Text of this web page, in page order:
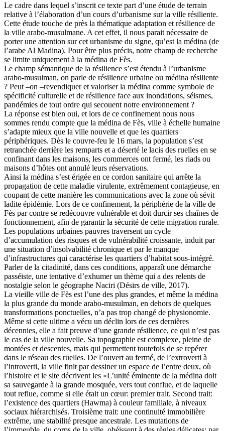
Le cadre dans lequel s’inscrit ce texte part d’une étude de terrain
relative à l’élaboration d’un cours d’urbanisme sur la ville résiliente.
Cette étude touche de près la thématique adaptation et résilience de
la ville arabo-musulmane. A cet effet, il nous parait nécessaire de
porter une attention sur cet urbanisme du signe, qu’est la médina (de
l’arabe Al Madina). Pour être plus précis, notre champ de recherche
se limite uniquement à la médina de Fès.
Le champ sémantique de la résilience s’est étendu à l’urbanisme
arabo-musulman, on parle de résilience urbaine ou médina résiliente
? Peut –on –revendiquer et valoriser la médina comme symbole de
spécificité culturelle et de résilience face aux inondations, séismes,
pandémies de tout ordre qui secouent notre environnement ?
La réponse est bien oui, et lors de ce confinement nous nous
sommes rendu compte que la médina de Fès, ville à échelle humaine
s’adapte mieux que la ville nouvelle et que les quartiers
périphériques. Dès le couvre-feu le 16 mars, la population s’est
retranchée derrière les remparts et a déserté le lacis des ruelles en se
confinant dans les maisons, les commerces ont fermé, les riads ou
maisons d’hôtes ont annulé leurs réservations.
Ainsi la médina s’est érigée en ce cordon sanitaire qui arrête la
propagation de cette maladie virulente, extrêmement contagieuse, en
coupant de cette manière les communications avec la zone où sévit
ladite épidémie. Lors de ce confinement, la périphérie de la ville de
Fès par contre se redécouvre vulnérable et doit durcir ses chaînes de
fonctionnement, afin de garantir la sécurité de cette migration rurale.
Les populations urbaines pauvres traversent un cycle
d’accumulation des risques et de vulnérabilité croissante, induit par
une situation d’insolvabilité chronique et par le manque
d’infrastructures qui caractérise les quartiers d’habitat sous-intégré.
Parler de la citadinité, dans ces conditions, apparaît une démarche
passéiste, une tentative d’exhumer un thème qui a des relents de
nostalgie selon le géographe Naciri (Désirs de ville, 2017).
La vieille ville de Fès est l’une des plus grandes, et même la médina
la plus grande du monde arabo-musulman, en dehors de quelques
transformations ponctuelles, n’a pas trop changé de physionomie.
Même si cette ultime a vécu un déclin lors de ces dernières
décennies, elle a fait preuve d’une grande résilience, ce qui n’est pas
le cas de la ville nouvelle. Sa topographie est complexe, pleine de
montées et descentes, mais qui permettent toutefois de se repérer
dans le réseau des ruelles. De l’ouvert au fermé, de l’extroverti à
l’introverti, la ville finit par dessiner un espace de l’entre deux, où
l’histoire et le site décrivent les «L’unité éminente de la médina doit
sa sauvegarde à la grande mosquée, vers tout conflue, et de laquelle
tout reflue, comme si elle était un cœur: premier trait. Second trait:
l’existence des quartiers (Hawma) à couleur familiale, à niveaux
sociaux hiérarchisés. Troisième trait: une continuité immobilière
extrême, une stabilité presque ancestrale. Les mutations de